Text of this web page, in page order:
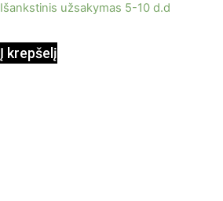
Išankstinis užsakymas 5-10 d.d
Į krepšelį